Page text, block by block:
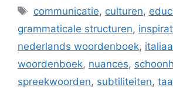
Tags
communicatie, culturen,
grammaticale structuren,
nederlands woordenboek,
woordenboek, nuances,
spreekwoorden, subtiliteiten,